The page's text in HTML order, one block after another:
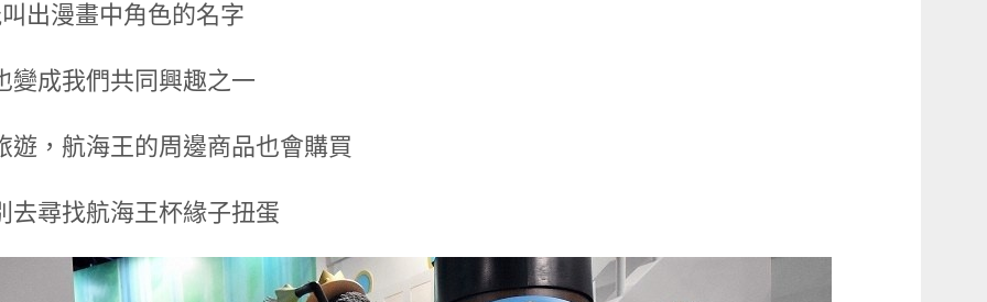
出漫畫中角色的名字
變成我們共同興趣之一
遊，航海王的周邊商品也會購買
去尋找航海王杯緣子扭蛋